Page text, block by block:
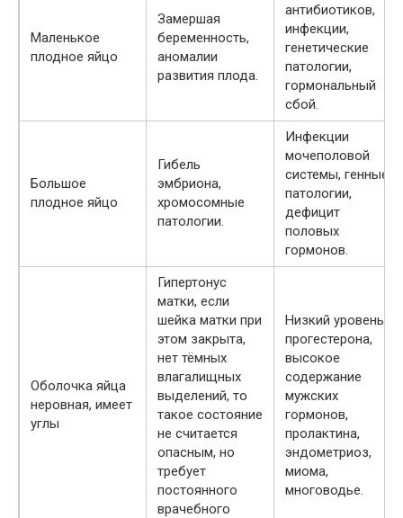
Маленькое
плодное яйцо
Замершая
беременность,
аномалии
развития плода.
антибиотиков,
инфекции,
генетические
патологии,
гормональный
сбой.
Большое
плодное яйцо
Гибель
эмбриона,
хромосомные
патологии.
Инфекции
мочеполовой
системы, генные
патологии,
дефицит
половых
гормонов.
Оболочка яйца
неровная, имеет
углы
Гипертонус
матки, если
шейка матки при
этом закрыта,
нет тёмных
влагалищных
выделений, то
такое состояние
не считается
опасным, но
требует
постоянного
врачебного
Низкий уровень
прогестерона,
высокое
содержание
мужских
гормонов,
пролактина,
эндометриоз,
миома,
многоводье.